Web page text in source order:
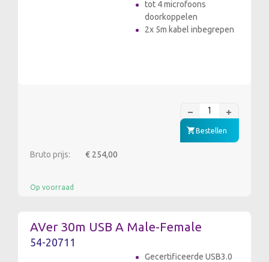
tot 4 microfoons
doorkoppelen
2x 5m kabel inbegrepen
Bestellen
Bruto prijs: € 254,00
Op voorraad
AVer 30m USB A Male-Female
54-20711
Gecertificeerde USB3.0